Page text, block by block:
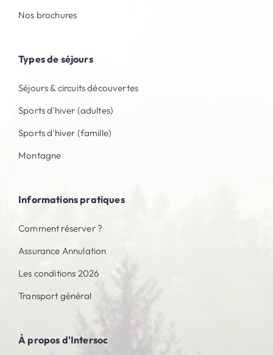
Nos brochures
Types de séjours
Séjours & circuits découvertes
Sports d'hiver (adultes)
Sports d'hiver (famille)
Montagne
Informations pratiques
Comment réserver ?
Assurance Annulation
Les conditions 2026
Transport général
À propos d'Intersoc